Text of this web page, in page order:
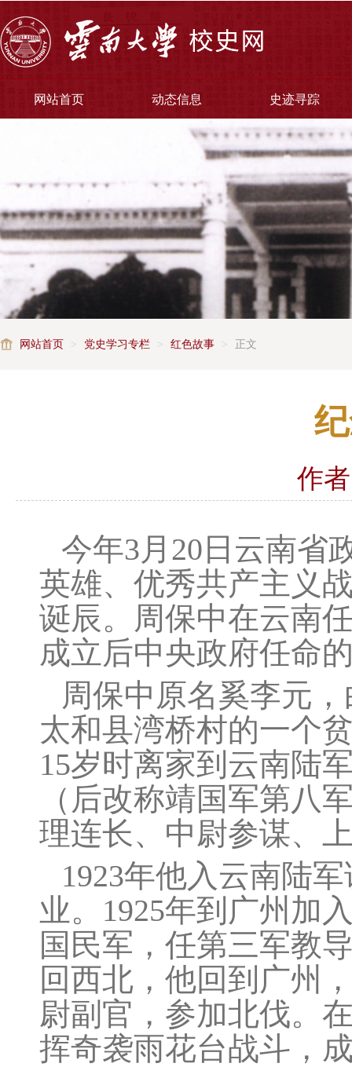
网站首页 动态信息 史迹寻踪
网站首页 > 党史学习专栏 > 红色故事 > 正文
作
今年3月20日云南省
英雄、优秀共产主义
诞辰。周保中在云南
成立后中央政府任命
周保中原名奚李元
太和县湾桥村的一个
15岁时离家到云南陆
（后改称靖国军第八
理连长、中尉参谋、
1923年他入云南陆
业。1925年到广州加
国民军，任第三军教
回西北，他回到广州
尉副官，参加北伐。
挥奇袭雨花台战斗，